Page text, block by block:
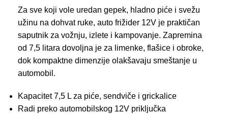
Za sve koji vole uredan gepek, hladno piće i svežu
užinu na dohvat ruke, auto frižider 12V je praktičan
saputnik za vožnju, izlete i kampovanje. Zapremina
od 7,5 litara dovoljna je za limenke, flašice i obroke,
dok kompaktne dimenzije olakšavaju smeštanje u
automobil.
Kapacitet 7,5 L za piće, sendviče i grickalice
Radi preko automobilskog 12V priključka